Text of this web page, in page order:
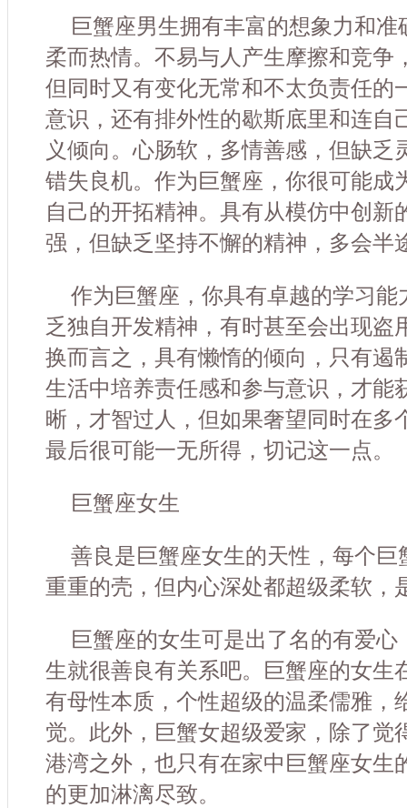
巨蟹座男生拥有丰富的想象力和
柔而热情。不易与人产生摩擦和竞争
但同时又有变化无常和不太负责任的
意识，还有排外性的歇斯底里和连自
义倾向。心肠软，多情善感，但缺乏
错失良机。作为巨蟹座，你很可能成
自己的开拓精神。具有从模仿中创新
强，但缺乏坚持不懈的精神，多会半
作为巨蟹座，你具有卓越的学习能
乏独自开发精神，有时甚至会出现盗
换而言之，具有懒惰的倾向，只有遏
生活中培养责任感和参与意识，才能
晰，才智过人，但如果奢望同时在多
最后很可能一无所得，切记这一点。
巨蟹座女生
善良是巨蟹座女生的天性，每个巨
重重的壳，但内心深处都超级柔软，
巨蟹座的女生可是出了名的有爱
生就很善良有关系吧。巨蟹座的女生
有母性本质，个性超级的温柔儒雅，
觉。此外，巨蟹女超级爱家，除了觉
港湾之外，也只有在家中巨蟹座女生
的更加淋漓尽致。